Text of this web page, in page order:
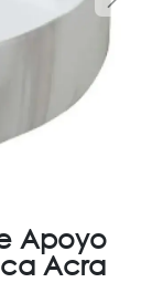
Apoyo
Acra